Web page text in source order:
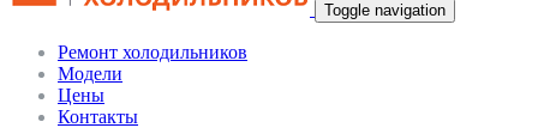
Toggle navigation
Ремонт холодильников
Модели
Цены
Контакты